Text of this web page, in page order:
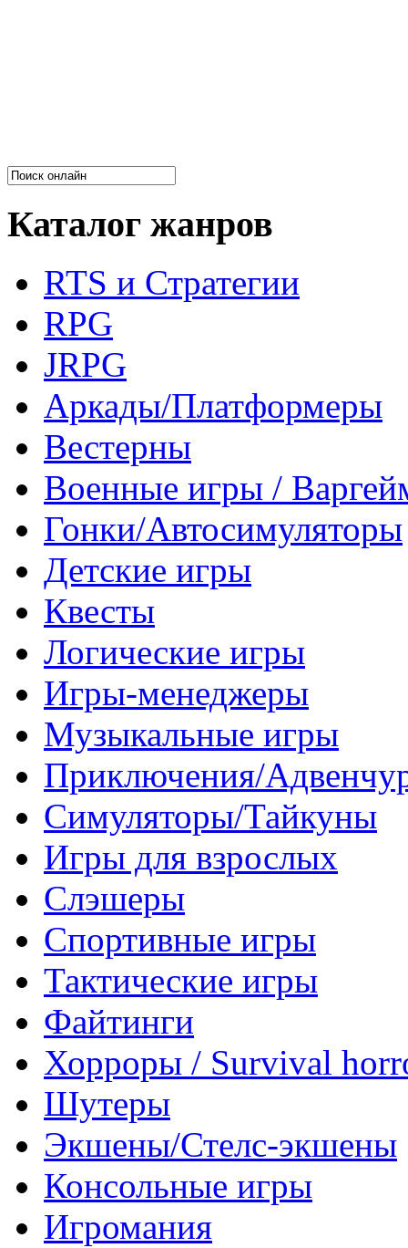
Каталог жанров
RTS и Стратегии
RPG
JRPG
Аркады/Платформеры
Вестерны
Военные игры /
Гонки/Автосимуляторы
Детские игры
Квесты
Логические игры
Игры-менеджеры
Музыкальные игры
Приключения/
Симуляторы/Тайкуны
Игры для взрослых
Слэшеры
Спортивные игры
Тактические игры
Файтинги
Хорроры / Survival
Шутеры
Экшены/Стелс-экшены
Консольные игры
Игромания